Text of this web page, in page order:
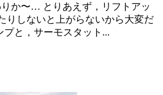
か〜… とりあえず，リフトアッ
りしないと上がらないから大変だ
プと，サーモスタット...